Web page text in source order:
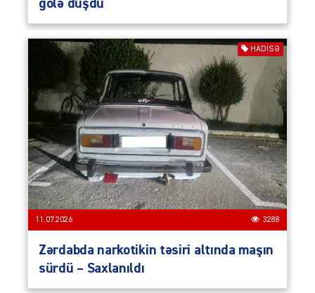
gölə düşdü
HADISƏ
11.07.2026 3288
Zərdabda narkotikin təsiri altında maşın
sürdü – Saxlanıldı